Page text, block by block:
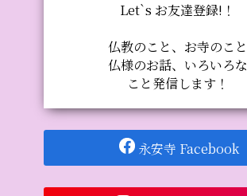
Let`s お友達登録!！
仏教のこと、お寺のこと
仏様のお話、いろいろな
こと発信します！
永安寺 Facebook